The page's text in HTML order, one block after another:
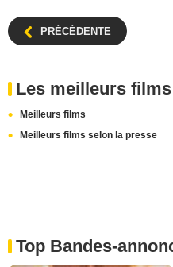
PRÉCÉDENTE
Les meilleurs
Meilleurs films
Meilleurs films selon la presse
Top Bandes-